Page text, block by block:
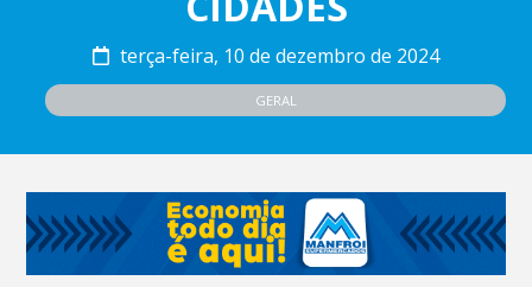
terça-feira, 10 de dezembro de 2024
GERAL